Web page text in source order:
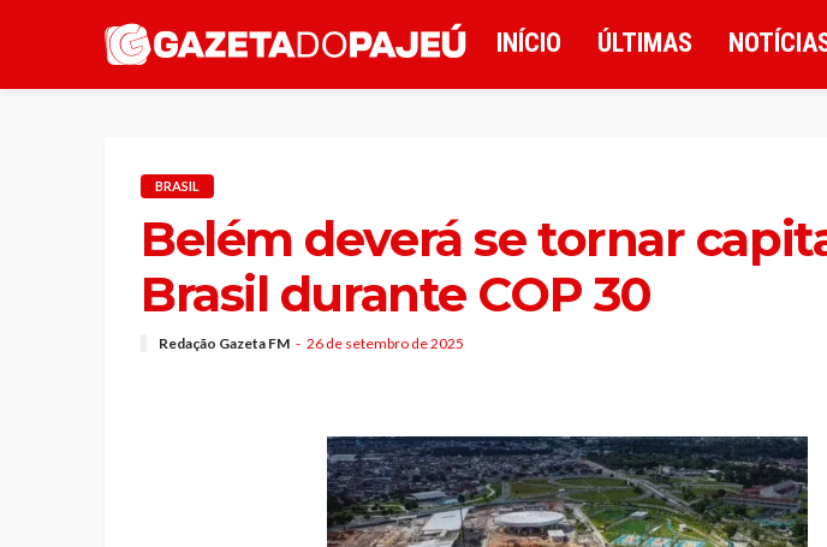
INÍCIO ÚLTIMAS
BRASIL
Belém deverá se tornar
Brasil durante COP 30
Redação Gazeta FM 26 de setembro de 2025